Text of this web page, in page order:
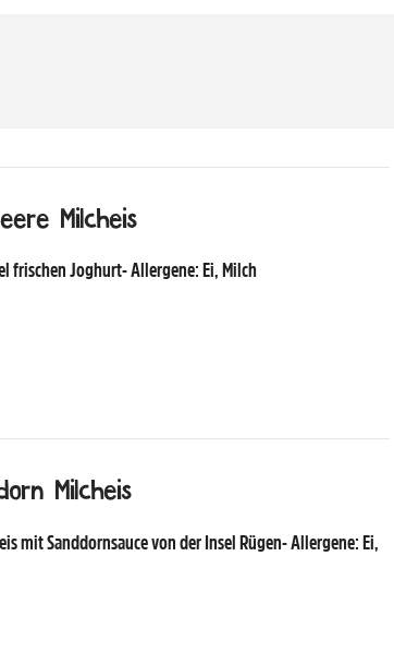
Milcheis
frischen Joghurt- Allergene: Ei, Milch
Milcheis
mit Sanddornsauce von der Insel Rügen- Allergene: Ei,